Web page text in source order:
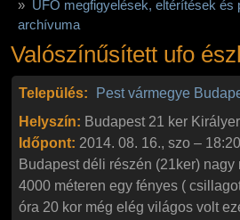
UFO megfigyelések, eltérítések és
archívuma
Valószínűsített ufo
Település: Pest vármegye
Helyszín: Budapest 21 ker
Időpont: 2014. 08. 16., szo – 18:20
Budapest déli részén (21ker)
4000 méteren egy fényes (
óra 20 kor még elég világos volt